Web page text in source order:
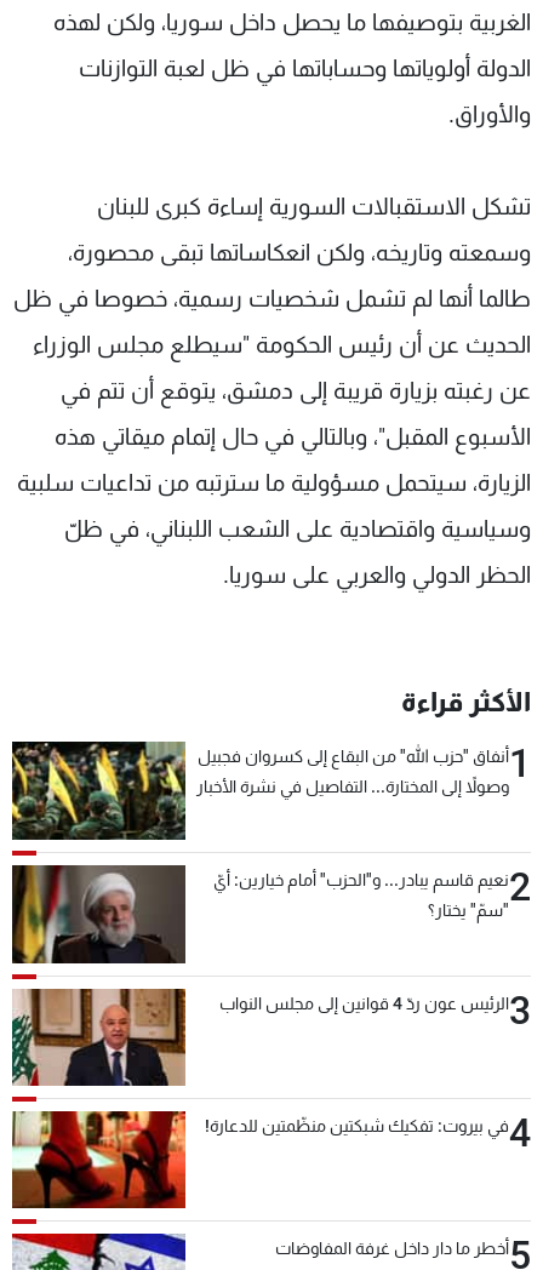
الغربية بتوصيفها ما يحصل داخل سوريا، ولكن لهذه
الدولة أولوياتها وحساباتها في ظل لعبة التوازنات
والأوراق.
تشكل الاستقبالات السورية إساءة كبرى للبنان
وسمعته وتاريخه، ولكن انعكاساتها تبقى محصورة،
طالما أنها لم تشمل شخصيات رسمية، خصوصا في ظل
الحديث عن أن رئيس الحكومة "سيطلع مجلس الوزراء
عن رغبته بزيارة قريبة إلى دمشق، يتوقع أن تتم في
الأسبوع المقبل"، وبالتالي في حال إتمام ميقاتي هذه
الزيارة، سيتحمل مسؤولية ما سترتبه من تداعيات سلبية
وسياسية واقتصادية على الشعب اللبناني، في ظلّ
الحظر الدولي والعربي على سوريا.
الأكثر قراءة
1أنفاق "حزب الله" من البقاع إلى كسروان فجبيل
وصولاً إلى المختارة... التفاصيل في نشرة الأخبار
2نعيم قاسم يبادر... و"الحزب" أمام خيارين: أيّ
"سمّ" يختار؟
3الرئيس عون ردّ 4 قوانين إلى مجلس النواب
4في بيروت: تفكيك شبكتين منظّمتين للدعارة!
5أخطر ما دار داخل غرفة المفاوضات